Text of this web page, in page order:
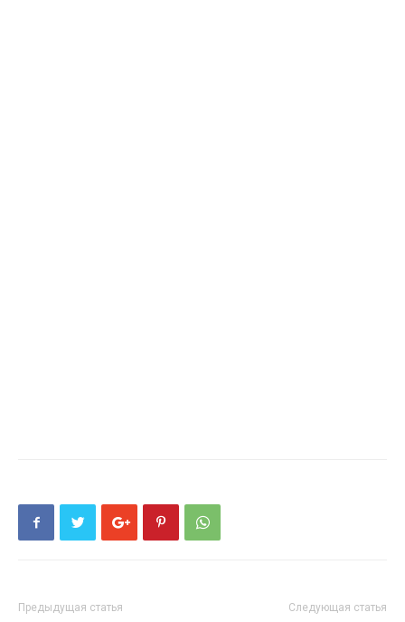
Предыдущая статья Следующая статья